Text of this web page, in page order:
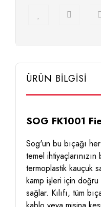
ÜRÜN BİLGİSİ
SOG FK1001
Sog'un bu bıçağı
temel
termoplastik kauçuk
kamp işleri için doğru
sağlar. Kılıfı, tüm